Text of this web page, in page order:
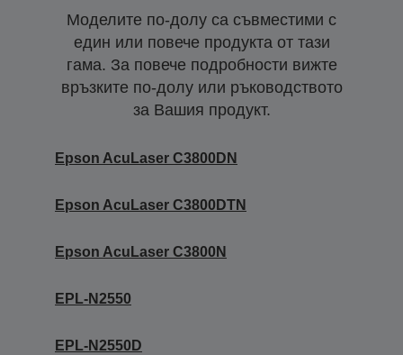
Моделите по-долу са съвместими с
един или повече продукта от тази
гама. За повече подробности вижте
връзките по-долу или ръководството
за Вашия продукт.
Epson AcuLaser C3800DN
Epson AcuLaser C3800DTN
Epson AcuLaser C3800N
EPL-N2550
EPL-N2550D